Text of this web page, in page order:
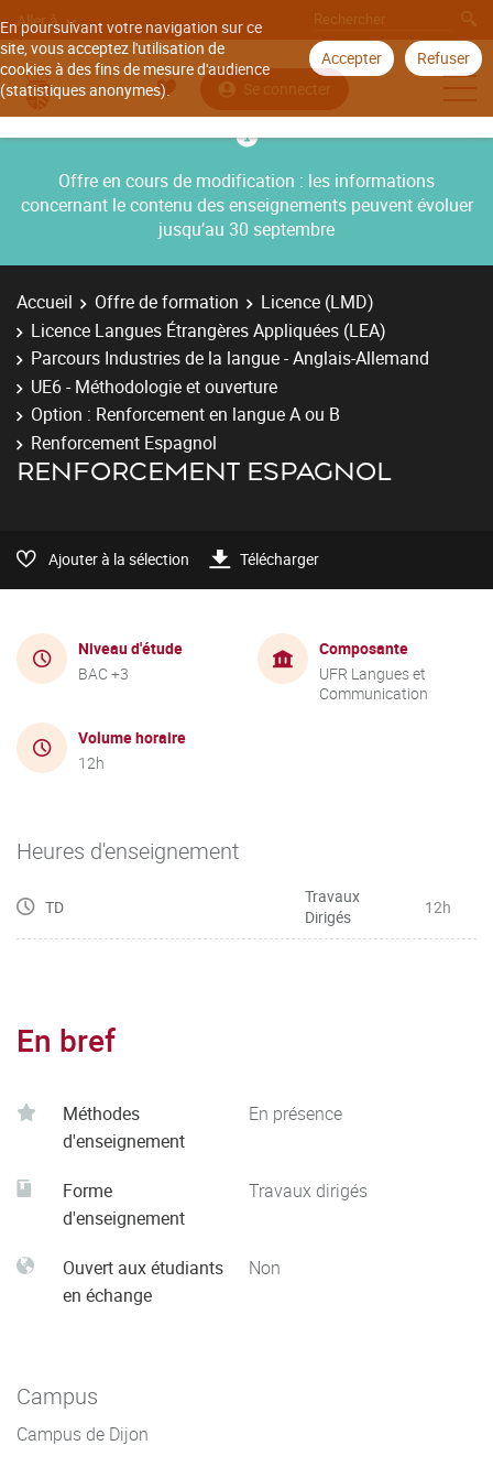
En poursuivant votre navigation sur ce
site, vous acceptez l'utilisation de
cookies à des fins de mesure d'audience
(statistiques anonymes).
Accepter Refuser
Aller à
Se connecter
Offre en cours de modification : les informations
concernant le contenu des enseignements peuvent évoluer
jusqu’au 30 septembre
Accueil Offre de formation
Licence (LMD)
Licence Langues Étrangères Appliquées (LEA)
Parcours Industries de la langue - Anglais-Allemand
UE6 - Méthodologie et ouverture
Option : Renforcement en langue A ou B
Renforcement Espagnol
RENFORCEMENT ESPAGNOL
Ajouter à la sélection Télécharger
Niveau d'étude
BAC +3
Composante
UFR Langues et
Communication
Volume horaire
12h
Heures d'enseignement
TD
Travaux
Dirigés
12h
En bref
Méthodes
d'enseignement
En présence
Forme
d'enseignement
Travaux dirigés
Ouvert aux étudiants
en échange
Non
Campus
Campus de Dijon